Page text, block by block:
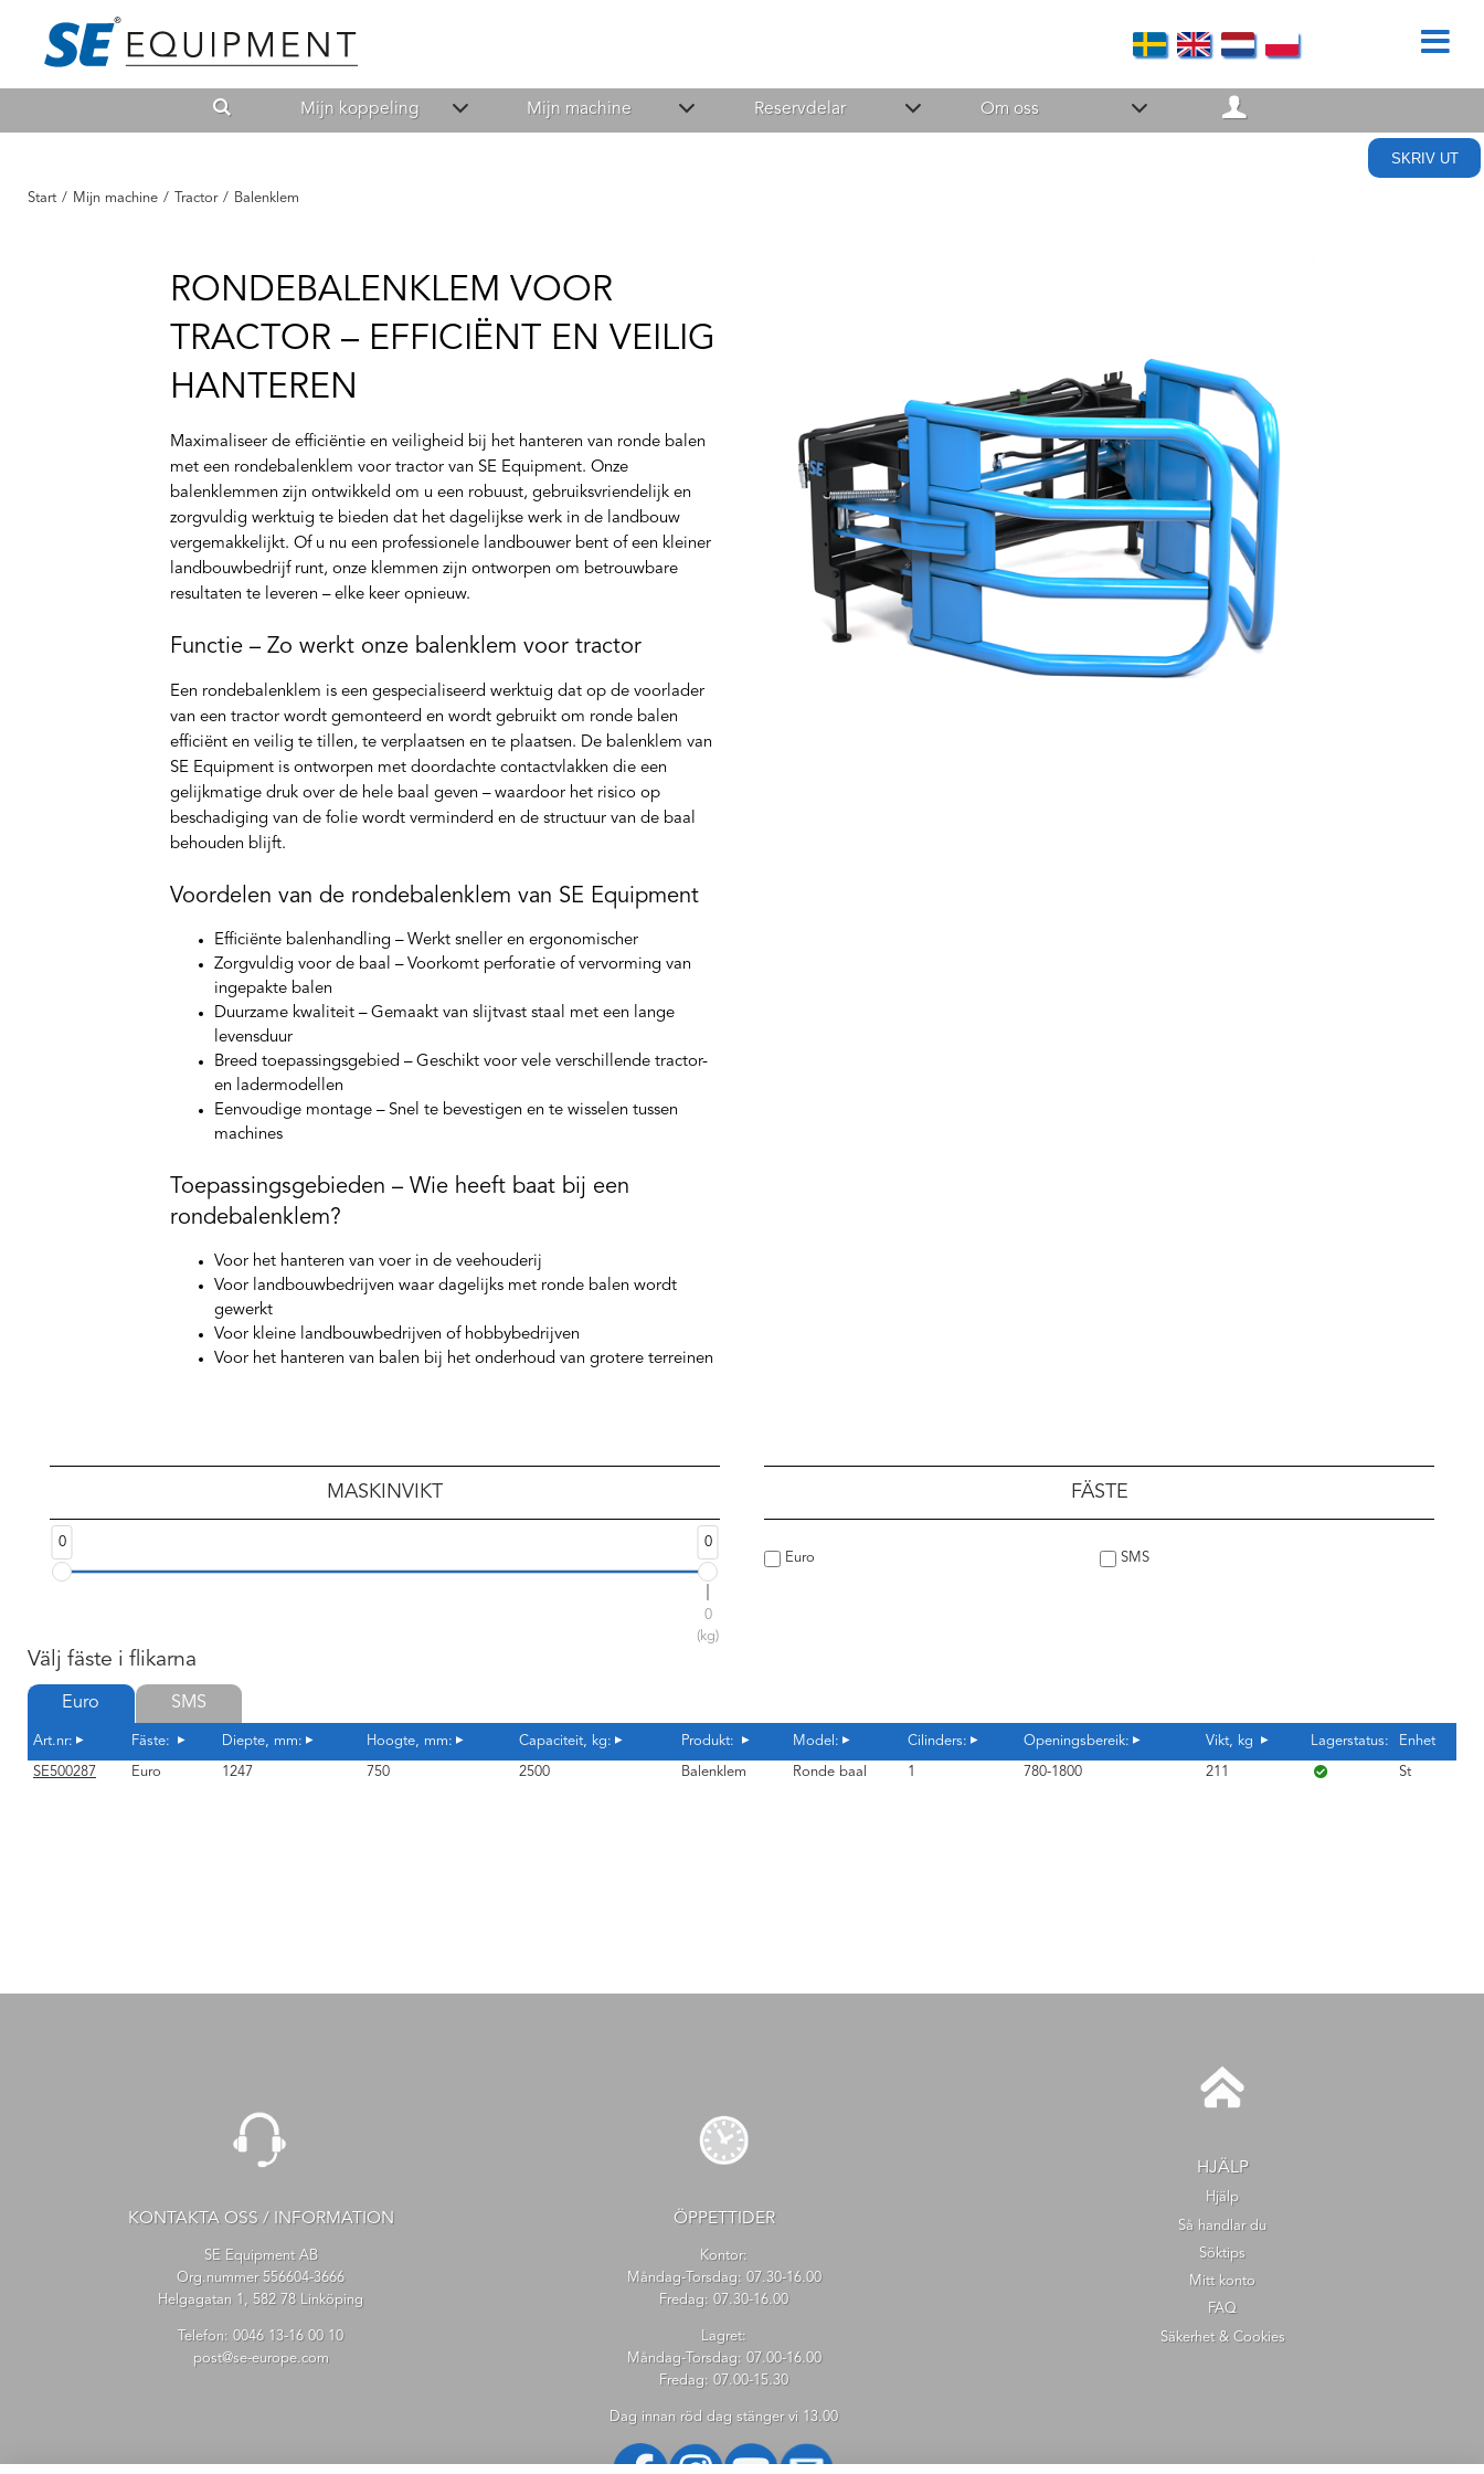
Mijn koppeling Mijn machine Reservdelar Om oss
SKRIV UT
Start / Mijn machine / Tractor / Balenklem
RONDEBALENKLEM VOOR
TRACTOR – EFFICIËNT EN VEILIG
HANTEREN
Maximaliseer de efficiëntie en veiligheid bij het hanteren van ronde balen
met een rondebalenklem voor tractor van SE Equipment. Onze
balenklemmen zijn ontwikkeld om u een robuust, gebruiksvriendelijk en
zorgvuldig werktuig te bieden dat het dagelijkse werk in de landbouw
vergemakkelijkt. Of u nu een professionele landbouwer bent of een kleiner
landbouwbedrijf runt, onze klemmen zijn ontworpen om betrouwbare
resultaten te leveren – elke keer opnieuw.
Functie – Zo werkt onze balenklem voor tractor
Een rondebalenklem is een gespecialiseerd werktuig dat op de voorlader
van een tractor wordt gemonteerd en wordt gebruikt om ronde balen
efficiënt en veilig te tillen, te verplaatsen en te plaatsen. De balenklem van
SE Equipment is ontworpen met doordachte contactvlakken die een
gelijkmatige druk over de hele baal geven – waardoor het risico op
beschadiging van de folie wordt verminderd en de structuur van de baal
behouden blijft.
Voordelen van de rondebalenklem van SE Equipment
Efficiënte balenhandling – Werkt sneller en ergonomischer
Zorgvuldig voor de baal – Voorkomt perforatie of vervorming van
ingepakte balen
Duurzame kwaliteit – Gemaakt van slijtvast staal met een lange
levensduur
Breed toepassingsgebied – Geschikt voor vele verschillende tractor-
en ladermodellen
Eenvoudige montage – Snel te bevestigen en te wisselen tussen
machines
Toepassingsgebieden – Wie heeft baat bij een
rondebalenklem?
Voor het hanteren van voer in de veehouderij
Voor landbouwbedrijven waar dagelijks met ronde balen wordt
gewerkt
Voor kleine landbouwbedrijven of hobbybedrijven
Voor het hanteren van balen bij het onderhoud van grotere terreinen
MASKINVIKT
0 0
0
(kg)
FÄSTE
Euro SMS
Välj fäste i flikarna
Euro
Art.nr: Fäste: Diepte, mm: Hoogte, mm: Capaciteit, kg: Produkt: Model: Cilinders: Openingsbereik: Vikt, kg Lagerstatus: Enhet
SE500287 Euro 1247 750 2500 Balenklem Ronde baal 1 780-1800 211 St
SMS
KONTAKTA OSS / INFORMATION
SE Equipment AB
Org.nummer 556604-3666
Helgagatan 1, 582 78 Linköping
Telefon: 0046 13-16 00 10
post@se-europe.com
ÖPPETTIDER
Kontor:
Måndag-Torsdag: 07.30-16.00
Fredag: 07.30-16.00
Lagret:
Måndag-Torsdag: 07.00-16.00
Fredag: 07.00-15.30
Dag innan röd dag stänger vi 13.00
HJÄLP
Hjälp
Så handlar du
Söktips
Mitt konto
FAQ
Säkerhet & Cookies